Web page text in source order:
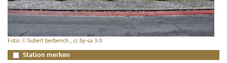
Foto: © hubert berberich , cc by-sa 3.0
Station merken